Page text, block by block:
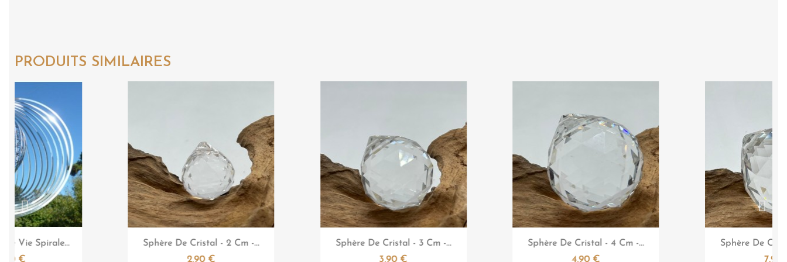
PRODUITS SIMILAIRES
rapide
Cristal - 2 Cm -...
2,90 €
 Aperçu rapide
Sphère De Cristal - 3 Cm -...
3,90 €
 Aperçu rapide
Sphère De Cristal - 4 Cm -...
4,90 €
 Aperçu rapide
Sphère De Cristal - 5 Cm -...
7,90 €

Mobile